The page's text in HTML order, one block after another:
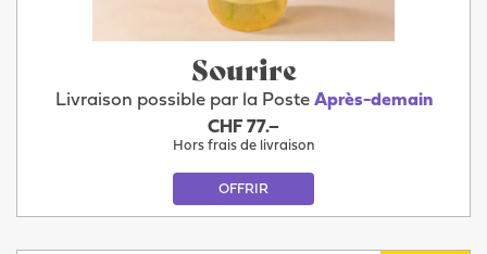
Sourire
Livraison possible par la Poste Après-demain
CHF 77.–
Hors frais de livraison
OFFRIR